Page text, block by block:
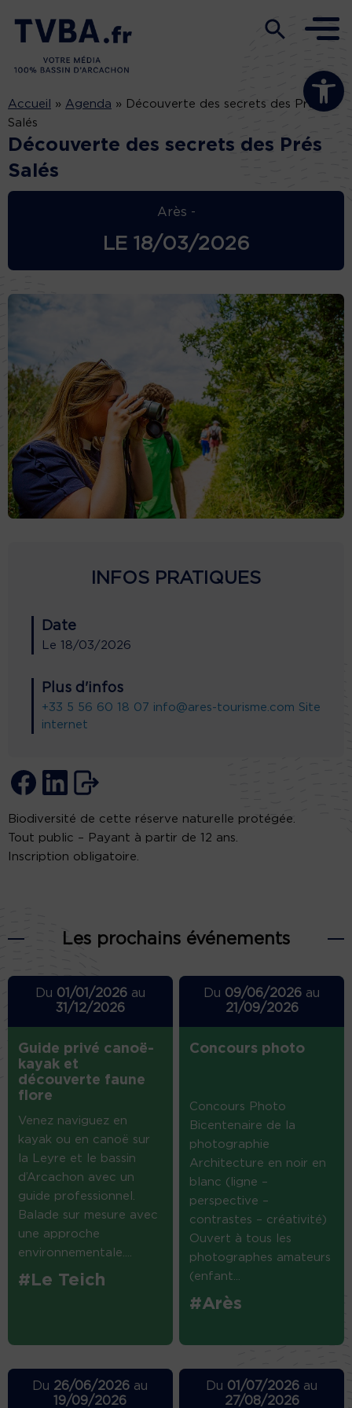
Ouvrir la
Accueil » Agenda »
Découverte des secrets des Prés
Salés
Découverte des secrets des Prés
Salés
Arès -
LE 18/03/2026
INFOS PRATIQUES
Date
Le 18/03/2026
Plus d'infos
+33 5 56 60 18 07 info@ares-tourisme.com Site
internet
Biodiversité de cette réserve naturelle protégée.
Tout public – Payant à partir de 12 ans.
Inscription obligatoire.
Les prochains événements
Du 01/01/2026au
31/12/2026
Guide privé canoë-
kayak et
découverte faune
flore
Venez naviguez en
kayak ou en canoë sur
la Leyre et le bassin
d’Arcachon avec un
guide professionnel.
Balade sur mesure avec
une approche
environnementale....
#Le Teich
Du 09/06/2026 au
21/09/2026
Concours photo
Concours Photo
Bicentenaire de la
photographie
Architecture en noir en
blanc (ligne –
perspective –
contrastes – créativité)
Ouvert à tous les
photographes amateurs
(enfant...
#Arès
Du 26/06/2026 au
19/09/2026
Du 01/07/2026 au
27/08/2026